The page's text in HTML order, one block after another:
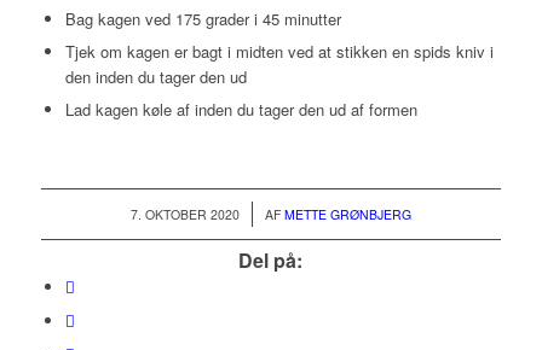
Bag kagen ved 175 grader i 45 minutter
Tjek om kagen er bagt i midten ved at stikken en spids kniv i
den inden du tager den ud
Lad kagen køle af inden du tager den ud af formen
7. OKTOBER 2020
/ AF METTE GRØNBJERG
Del på: